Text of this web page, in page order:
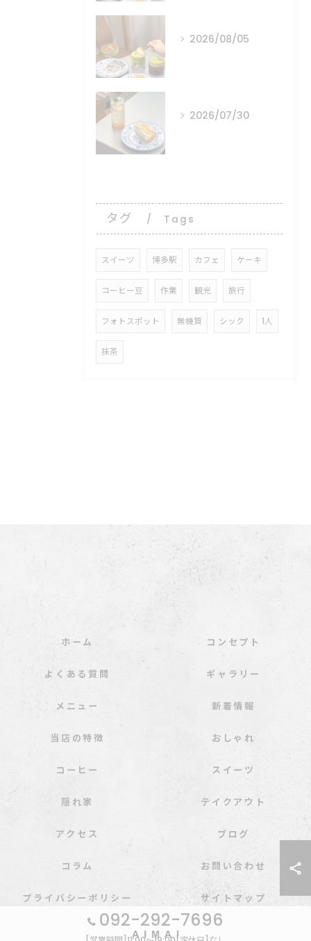
2026/08/05
2026/07/30
タグ Tags
スイーツ 博多駅 カフェ ケーキ
コーヒー豆 作業 観光 旅行
フォトスポット 無機質 シック 1人
抹茶
092-292-7696
ホーム コンセプト
よくある質問 ギャラリー
メニュー 新着情報
当店の特徴 おしゃれ
コーヒー スイーツ
隠れ家 テイクアウト
アクセス ブログ
コラム お問い合わせ
プライバシーポリシー サイトマップ